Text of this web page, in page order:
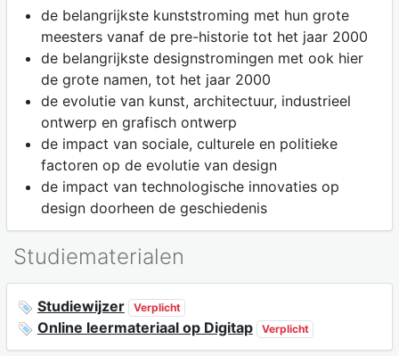
de belangrijkste kunststroming met hun grote
meesters vanaf de pre-historie tot het jaar 2000
de belangrijkste designstromingen met ook hier
de grote namen, tot het jaar 2000
de evolutie van kunst, architectuur, industrieel
ontwerp en grafisch ontwerp
de impact van sociale, culturele en politieke
factoren op de evolutie van design
de impact van technologische innovaties op
design doorheen de geschiedenis
Studiematerialen
Studiewijzer Verplicht
Online leermateriaal op Digitap Verplicht